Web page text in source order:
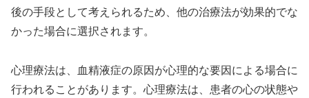
後の手段として考えられるため、他の治療法が効果的でな
かった場合に選択されます。
心理療法は、血精液症の原因が心理的な要因による場合に
行われることがあります。心理療法は、患者の心の状態や